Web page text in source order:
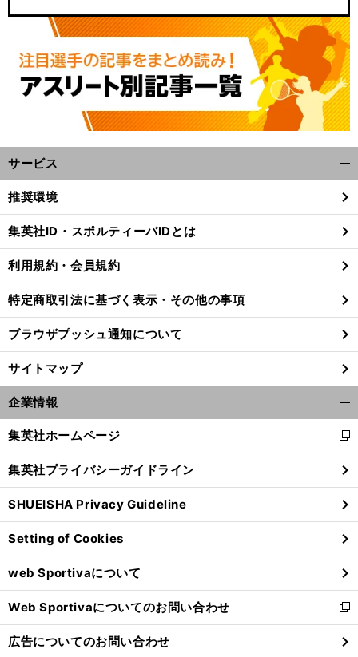
】
・
前
サービス
閉
る
推奨環境
集英社ID・スポルティーバIDとは
利用規約・会員規約
特定商取引法に基づく表示・その他の事項
ブラウザプッシュ通知について
サイトマップ
企業情報
閉
る
集英社ホームページ
新
し
い
ウ
ィ
ン
ド
ウ
で
開
く
集英社プライバシーガイドライン
SHUEISHA Privacy Guideline
Setting of Cookies
web Sportivaについて
Web Sportivaについてのお問い合わせ
新
し
い
広告についてのお問い合わせ